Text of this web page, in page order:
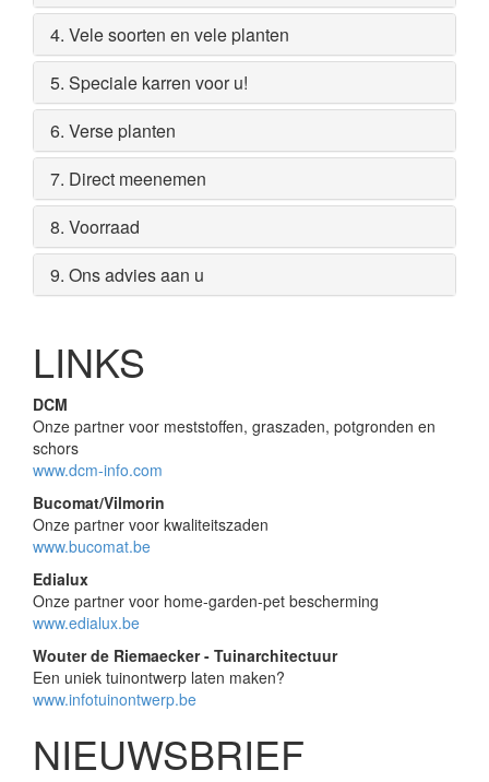
4. Vele soorten en vele planten
5. Speciale karren voor u!
6. Verse planten
7. Direct meenemen
8. Voorraad
9. Ons advies aan u
LINKS
DCM
Onze partner voor meststoffen, graszaden, potgronden en
schors
www.dcm-info.com
Bucomat/Vilmorin
Onze partner voor kwaliteitszaden
www.bucomat.be
Edialux
Onze partner voor home-garden-pet bescherming
www.edialux.be
Wouter de Riemaecker - Tuinarchitectuur
Een uniek tuinontwerp laten maken?
www.infotuinontwerp.be
NIEUWSBRIEF